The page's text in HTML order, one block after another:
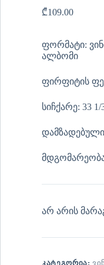
₾109.00
ფორმატი:
ალბომი
ფირფიტის
სიჩქარე: 33 1/
არ არის
ᲙᲐᲢᲔᲒᲝᲠᲘᲐ: